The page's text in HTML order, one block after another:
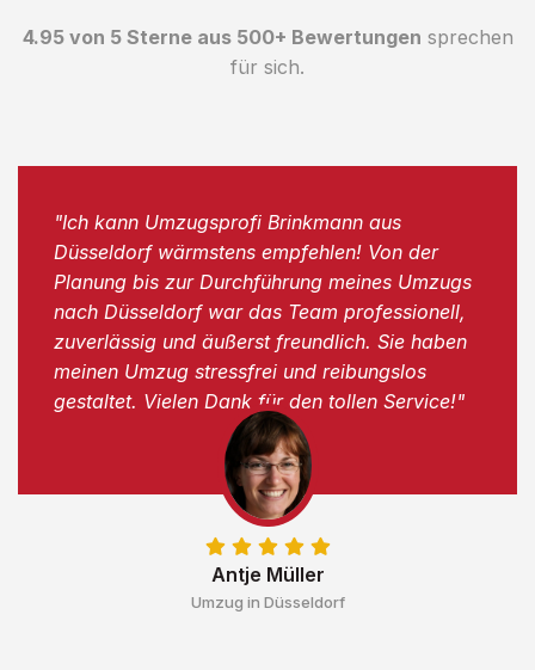
4.95 von 5 Sterne aus 500+ Bewertungen sprechen
für sich.
Antje Müller
Umzug in Düsseldorf
"Ich kann Umzugsprofi Brinkmann aus
Düsseldorf wärmstens empfehlen! Von der
Planung bis zur Durchführung meines Umzugs
nach Düsseldorf war das Team professionell,
zuverlässig und äußerst freundlich. Sie haben
meinen Umzug stressfrei und reibungslos
gestaltet. Vielen Dank für den tollen Service!"